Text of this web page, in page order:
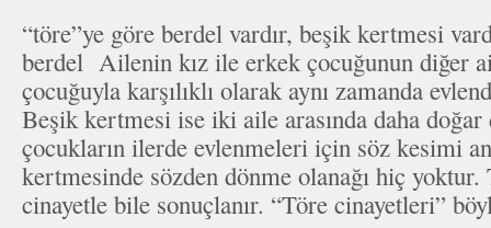
“töre”ye göre berdel vardır, beşik kertmesi
berdel Ailenin kız ile erkek çocuğunun diğer
çocuğuyla karşılıklı olarak aynı zamanda
Beşik kertmesi ise iki aile arasında daha
çocukların ilerde evlenmeleri için söz kesimi
kertmesinde sözden dönme olanağı hiç yoktur.
cinayetle bile sonuçlanır. “Töre cinayetleri”